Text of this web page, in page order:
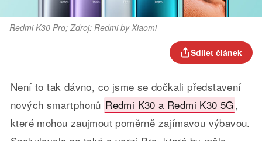
Redmi K30 Pro; Zdroj: Redmi by Xiaomi
Sdílet článek
Není to tak dávno, co jsme se dočkali představení
nových smartphonů Redmi K30 a Redmi K30 5G ,
které mohou zaujmout poměrně zajímavou výbavou.